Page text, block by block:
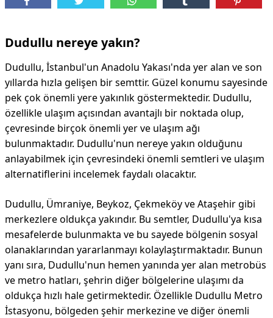
Dudullu nereye yakın?
Dudullu, İstanbul'un Anadolu Yakası'nda yer alan ve son
yıllarda hızla gelişen bir semttir. Güzel konumu sayesinde
pek çok önemli yere yakınlık göstermektedir. Dudullu,
özellikle ulaşım açısından avantajlı bir noktada olup,
çevresinde birçok önemli yer ve ulaşım ağı
bulunmaktadır. Dudullu'nun nereye yakın olduğunu
anlayabilmek için çevresindeki önemli semtleri ve ulaşım
alternatiflerini incelemek faydalı olacaktır.
Dudullu, Ümraniye, Beykoz, Çekmeköy ve Ataşehir gibi
merkezlere oldukça yakındır. Bu semtler, Dudullu'ya kısa
mesafelerde bulunmakta ve bu sayede bölgenin sosyal
olanaklarından yararlanmayı kolaylaştırmaktadır. Bunun
yanı sıra, Dudullu'nun hemen yanında yer alan metrobüs
ve metro hatları, şehrin diğer bölgelerine ulaşımı da
oldukça hızlı hale getirmektedir. Özellikle Dudullu Metro
İstasyonu, bölgeden şehir merkezine ve diğer önemli